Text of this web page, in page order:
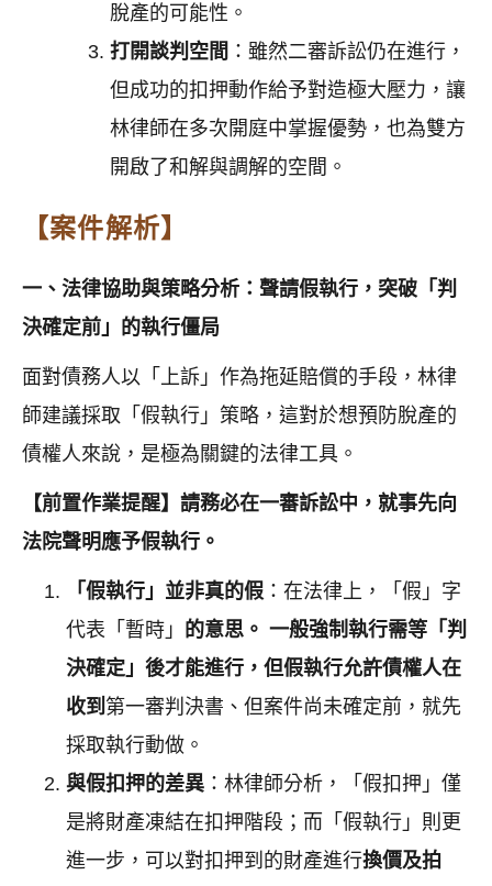
脫產的可能性。
打開談判空間 ：雖然二審訴訟仍在進行，
但成功的扣押動作給予對造極大壓力，讓
林律師在多次開庭中掌握優勢，也為雙方
開啟了和解與調解的空間。
【案件解析】
一、法律協助與策略分析：聲請假執行，突破「判
決確定前」的執行僵局
面對債務人以「上訴」作為拖延賠償的手段，林律
師建議採取「假執行」策略，這對於想預防脫產的
債權人來說，是極為關鍵的法律工具。
【前置作業提醒】請務必在一審訴訟中，就事先向
法院聲明應予假執行。
「假執行」並非真的假 ：在法律上，「假」字
代表「暫時」 的意思。 一般強制執行需等「判
決確定」後才能進行，但假執行允許債權人在
收到 第一審判決書、但案件尚未確定前，就先
採取執行動做。
與假扣押的差異 ：林律師分析，「假扣押」僅
是將財產凍結在扣押階段；而「假執行」則更
進一步，可以對扣押到的財產進行換價及拍